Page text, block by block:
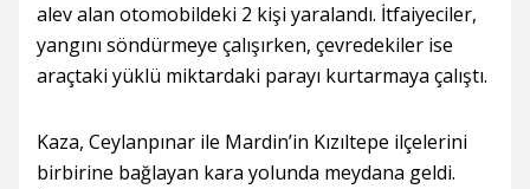
alev alan otomobildeki 2 kişi yaralandı. İtfaiyeciler,
yangını söndürmeye çalışırken, çevredekiler ise
araçtaki yüklü miktardaki parayı kurtarmaya çalıştı.
Kaza, Ceylanpınar ile Mardin’in Kızıltepe ilçelerini
birbirine bağlayan kara yolunda meydana geldi.